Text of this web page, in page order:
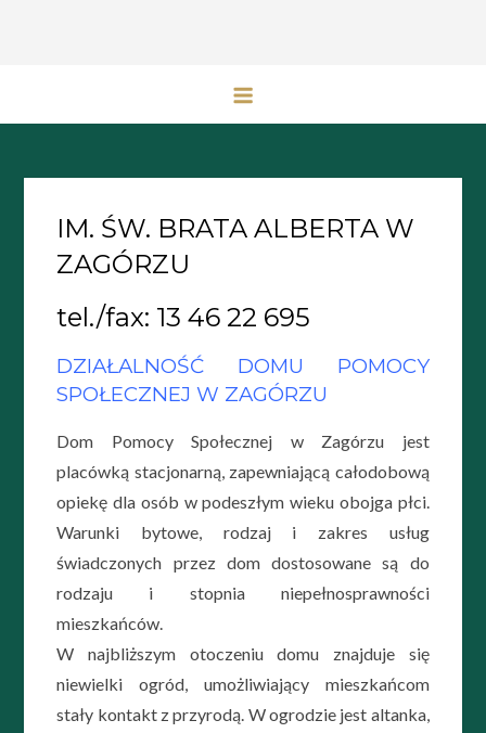
IM. ŚW. BRATA ALBERTA W
ZAGÓRZU
tel./fax: 13 46 22 695
DZIAŁALNOŚĆ DOMU POMOCY
SPOŁECZNEJ W ZAGÓRZU
Dom Pomocy Społecznej w Zagórzu jest
placówką stacjonarną, zapewniającą całodobową
opiekę dla osób w podeszłym wieku obojga płci.
Warunki bytowe, rodzaj i zakres usług
świadczonych przez dom dostosowane są do
rodzaju i stopnia niepełnosprawności
mieszkańców.
W najbliższym otoczeniu domu znajduje się
niewielki ogród, umożliwiający mieszkańcom
stały kontakt z przyrodą. W ogrodzie jest altanka,